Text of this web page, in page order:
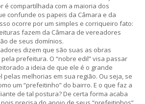
é compartilhada com a maioria dos
confunde os papeis da Câmara e da
ocorre por um simples e corriqueiro fato:
fazem da Câmara de vereadores
de seus domínios.
dizem que são suas as obras
prefeitura. O “nobre edil” visa passar
a ideia de que ele é o grande
pelas melhorias em sua região. Ou seja, se
um “prefeitinho” do bairro. E o que faz a
de tal postura? De certa forma acaba